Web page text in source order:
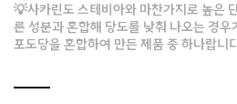
💡사카린도 스테비아와 마찬가지로 높은
른 성분과 혼합해 당도를 낮춰 나오는 경
포도당을 혼합하여 만든 제품 중 하나랍니